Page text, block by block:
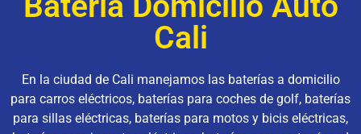
Cali
En la ciudad de Cali manejamos las baterías a domicilio
para carros eléctricos, baterías para coches de golf, baterías
para sillas eléctricas, baterías para motos y bicis eléctricas,